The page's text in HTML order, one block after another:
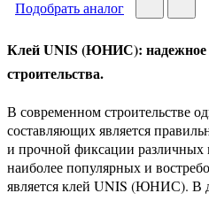
Подобрать аналог
Клей UNIS (ЮНИС): надежное
строительства.
В современном строительстве
составляющих является
и прочной фиксации
наиболее популярных и
является клей UNIS (ЮНИС). В